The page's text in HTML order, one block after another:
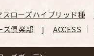
スローズハイブリッド種
ズ倶楽部 ACCESS